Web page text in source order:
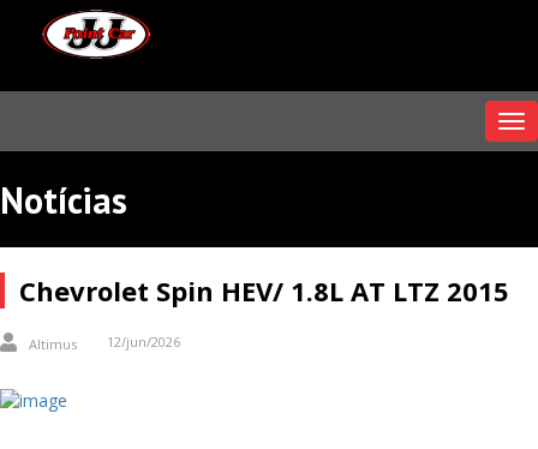
Notícias
Chevrolet Spin HEV/ 1.8L AT LTZ 2015
Altimus 12/jun/2026